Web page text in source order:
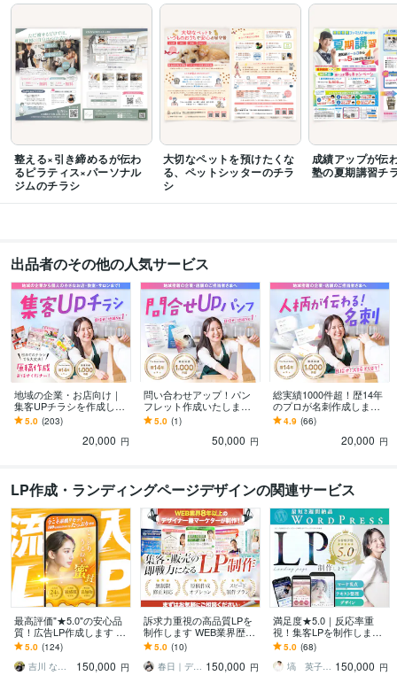
ビジネス・クリエイティブツール
Adobe Photoshop:14年Adobe Illustrator:14年CLIP STUDIO PAINT:5年
STUDIO:1年
得意分野
デザイン制作 フライヤー・チラシ 名刺・ショップカード
パンフレッ
ト・カタログ
Web制作・HP作成・EC構築 LPデザイン
整える×引き締めるが伝わ
るピラティス×パーソナル
ジムのチラシ
大切なペットを預けたくな
る、ペットシッターのチラ
シ
成績アップが伝
塾の夏期講習チ
出品者のその他の人気サービス
地域の企業・お店向け｜
集客UPチラシを作成しま
す 地域の企業・お店・教
室・サロンの効果的な集
客はお任せください
5.0 (203)
20,000 円
問い合わせアップ！パン
フレット作成いたします
目指せ地域No.1！ジャン
ル問わずお任せくださ
5.0 (1)
50,000 円
総実績1000件超！歴14年
のプロが名刺作成します
印刷OK！ショップカード
やポイントカードもお任
4.9 (66)
20,000 円
LP作成・ランディングページデザインの関連サービス
最高評価"★5.0"の安心品
質！広告LP作成します セ
ットで"広告動画"が50%O
FF！LP単品の制作も大歓
迎！
5.0 (124)
吉川 なおき
150,000 円
訴求力重視の高品質LPを
制作します WEB業界歴８
年のデザイナー兼マーケ
ターが制作を担当！
5.0 (10)
春日｜デザイン制作 150,000 円
満足度★5.0｜反応率重
視！集客LPを制作します
テキスト整理・導線設計
もお任せください
5.0 (68)
塙 英子｜LPデザイナー 150,000 円